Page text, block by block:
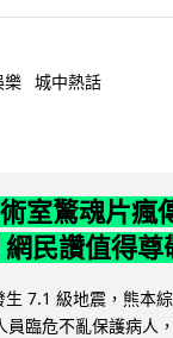
樂 城中熱話
室驚魂片瘋
民讚值得尊
7.1 級地震，熊本
員臨危不亂保護病人